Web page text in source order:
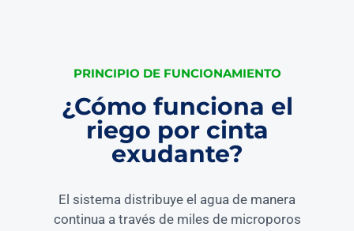
PRINCIPIO DE FUNCIONAMIENTO
¿Cómo funciona el
riego por cinta
exudante?
El sistema distribuye el agua de manera
continua a través de miles de microporos